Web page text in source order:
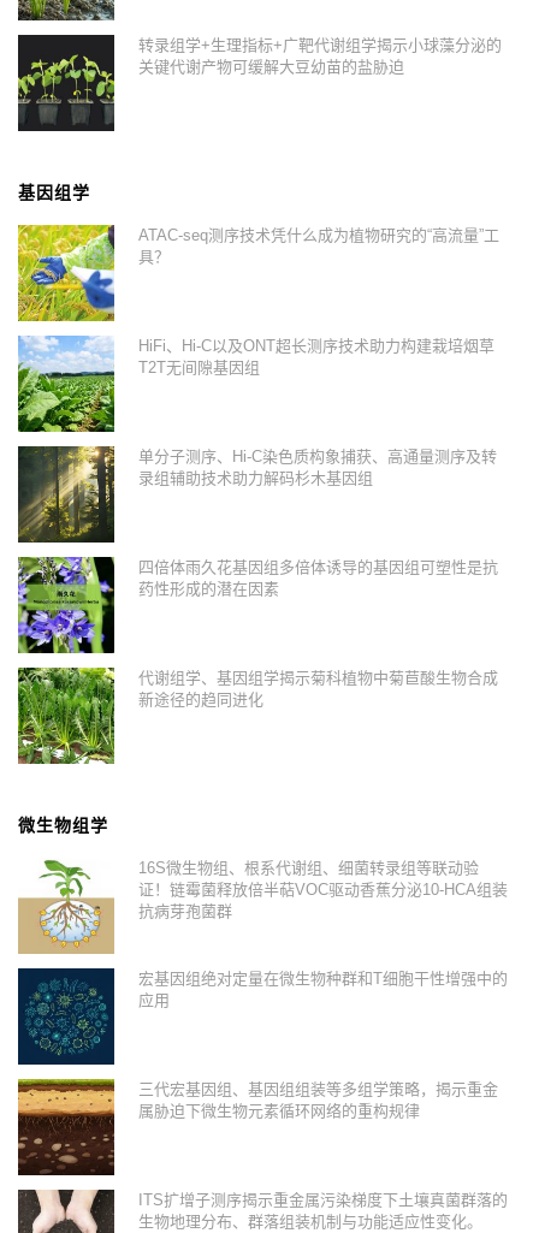
转录组学+生理指标+广靶代谢组学揭示小球藻分泌的
关键代谢产物可缓解大豆幼苗的盐胁迫
基因组学
ATAC-seq测序技术凭什么成为植物研究的“高流量”工
具？
HiFi、Hi-C以及ONT超长测序技术助力构建栽培烟草
T2T无间隙基因组
单分子测序、Hi-C染色质构象捕获、高通量测序及转
录组辅助技术助力解码杉木基因组
四倍体雨久花基因组多倍体诱导的基因组可塑性是抗
药性形成的潜在因素
代谢组学、基因组学揭示菊科植物中菊苣酸生物合成
新途径的趋同进化
微生物组学
16S微生物组、根系代谢组、细菌转录组等联动验
证！链霉菌释放倍半萜VOC驱动香蕉分泌10-HCA组装
抗病芽孢菌群
宏基因组绝对定量在微生物种群和T细胞干性增强中的
应用
三代宏基因组、基因组组装等多组学策略，揭示重金
属胁迫下微生物元素循环网络的重构规律
ITS扩增子测序揭示重金属污染梯度下土壤真菌群落的
生物地理分布、群落组装机制与功能适应性变化。